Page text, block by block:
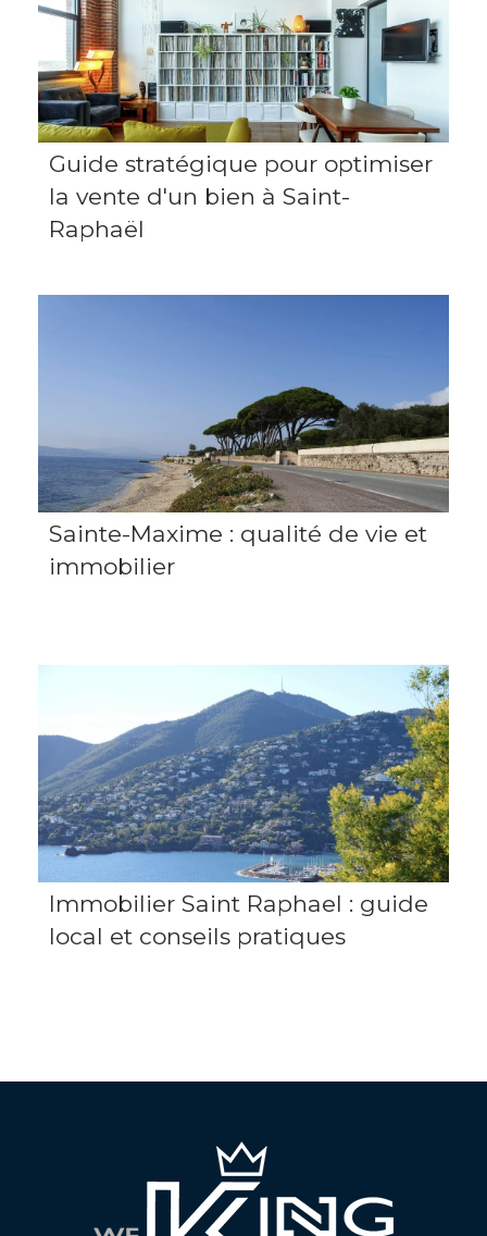
Guide stratégique pour optimiser
la vente d'un bien à Saint-
Raphaël
Sainte-Maxime : qualité de vie et
immobilier
Immobilier Saint Raphael : guide
local et conseils pratiques